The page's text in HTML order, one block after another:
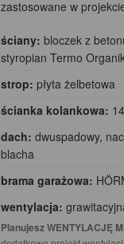
zastosowane w
ściany: bloczek z
styropian Termo
strop: płyta żelbetowa
ścianka kolankowa:
dach: dwuspadowy,
blacha
brama garażowa:
wentylacja:
Planujesz WENTYLACJĘ